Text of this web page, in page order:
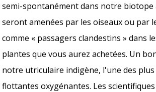
semi-spontanément dans notre biotope
seront amenées par les oiseaux ou par
comme « passagers clandestins » dans
plantes que vous aurez achetées. Un
notre utriculaire indigène, l'une des
flottantes oxygénantes. Les